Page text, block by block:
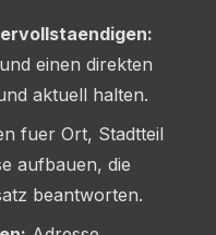
einen direkten
aktuell halten.
fuer Ort, Stadtteil
aufbauen, die
beantworten.